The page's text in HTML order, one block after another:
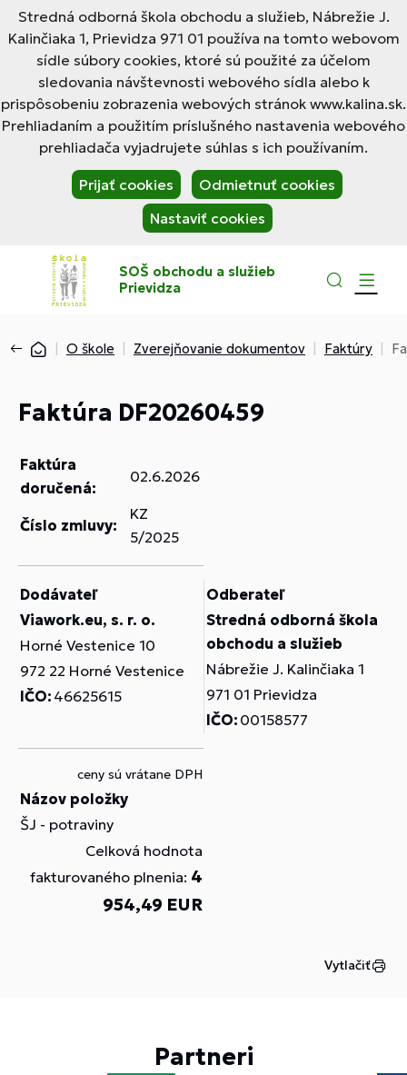
Stredná odborná škola obchodu a služieb, Nábrežie J.
Kalinčiaka 1, Prievidza 971 01 používa na tomto webovom
sídle súbory cookies, ktoré sú použité za účelom
sledovania návštevnosti webového sídla alebo k
prispôsobeniu zobrazenia webových stránok www.kalina.sk.
Prehliadaním a použitím príslušného nastavenia webového
prehliadača vyjadrujete súhlas s ich používaním.
Prijať cookies
Odmietnuť cookies
Nastaviť cookies
SOŠ obchodu a služieb
Prievidza
O škole Zverejňovanie dokumentov Faktúry
Faktúra DF20260459
Faktúra
doručená:
02.6.2026
Číslo zmluvy:
KZ
5/2025
Dodávateľ
Viawork.eu, s. r. o.
Horné Vestenice 10
972 22 Horné Vestenice
IČO: 46625615
Odberateľ
Stredná odborná škola
obchodu a služieb
Nábrežie J. Kalinčiaka 1
971 01 Prievidza
IČO: 00158577
ceny sú vrátane DPH
Názov položky
ŠJ - potraviny
Celková hodnota
fakturovaného plnenia: 4
954,49 EUR
Vytlačiť
Partneri